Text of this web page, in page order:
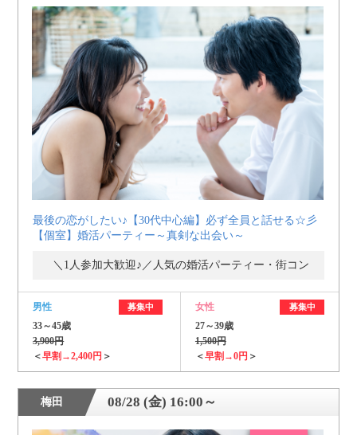
最後の恋がしたい♪【30代中心編】必ず全員と話せる☆彡
【個室】婚活パーティー～真剣な出会い～
＼1人参加大歓迎♪／人気の婚活パーティー・街コン
男性 募集中
33～45歳
3,900円
＜早割→2,400円 ＞
女性 募集中
27～39歳
1,500円
＜早割→0円 ＞
梅田 08/28 (金) 16:00～